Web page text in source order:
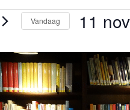
Vandaag 11
e